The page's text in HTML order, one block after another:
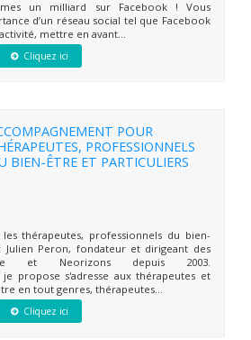
un milliard sur Facebook ! Vous
d’un réseau social tel que Facebook
mettre en avant...
Cliquez ici
POUR
PROFESSIONNELS
BIEN-ÊTRE ET PARTICULIERS
thérapeutes, professionnels du bien-
Peron, fondateur et dirigeant des
et Neorizons depuis 2003.
je propose s'adresse aux thérapeutes et
en tout genres, thérapeutes...
Cliquez ici